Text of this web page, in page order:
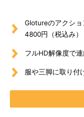
Glotureのアクシ
4800円（税込み）
フルHD解像度で
服や三脚に取り付